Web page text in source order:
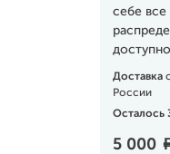
себе
Доставка
России
Осталось
5 000